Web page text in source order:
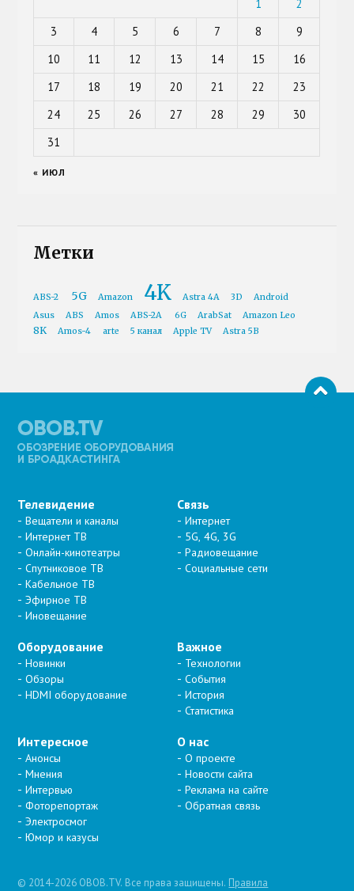
1
2
3
4 5 6 7 8
9
10
11 12 13 14 15
16
17
18 19 20 21 22
23
24
25 26 27 28 29
30
31
« ИЮЛ
Метки
ABS-2 5G Amazon 4K Astra 4A 3D
Android
Asus
ABS Amos ABS-2A 6G ArabSat Amazon Leo
8K Amos-4 arte 5 канал Apple TV Astra 5B
Телевидение
Вещатели и каналы
Интернет ТВ
Онлайн-кинотеатры
Спутниковое ТВ
Кабельное ТВ
Эфирное ТВ
Иновещание
Связь
Интернет
5G, 4G, 3G
Радиовещание
Социальные сети
Оборудование
Новинки
Обзоры
HDMI оборудование
Важное
Технологии
События
История
Статистика
Интересное
Анонсы
Мнения
Интервью
Фоторепортаж
Электросмог
Юмор и казусы
О нас
О проекте
Новости сайта
Реклама на сайте
Обратная связь
© 2014-2026 OBOB.TV. Все права защищены. Правила